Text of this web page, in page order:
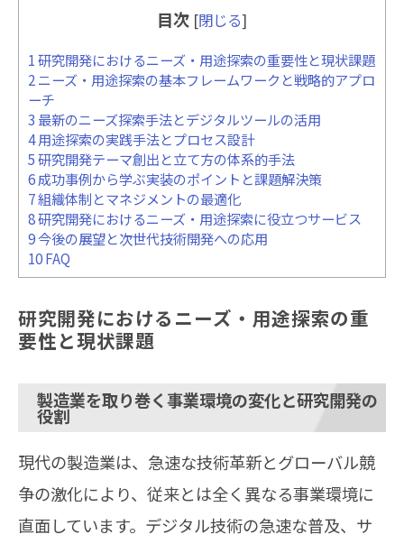
目次 [閉じる]
1研究開発におけるニーズ・用途探索の重要性と現状課題
2ニーズ・用途探索の基本フレームワークと戦略的アプロ
ーチ
3 最新のニーズ探索手法とデジタルツールの活用
4用途探索の実践手法とプロセス設計
5研究開発テーマ創出と立て方の体系的手法
6成功事例から学ぶ実装のポイントと課題解決策
7組織体制とマネジメントの最適化
8研究開発におけるニーズ・用途探索に役立つサービス
9今後の展望と次世代技術開発への応用
10FAQ
研究開発におけるニーズ・用途探索の重
要性と現状課題
製造業を取り巻く事業環境の変化と研究開発の
役割
現代の製造業は、急速な技術革新とグローバル競
争の激化により、従来とは全く異なる事業環境に
直面しています。デジタル技術の急速な普及、サ